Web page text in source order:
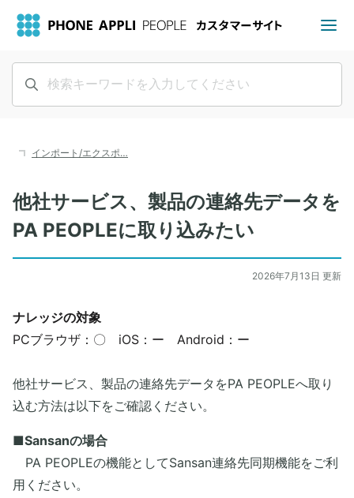
インポート/エクスポ…
他社サービス、製品の連絡先データを
PA PEOPLEに取り込みたい
2026年7月13日 更新
ナレッジの対象
PCブラウザ：〇 iOS：ー Android：ー
他社サービス、製品の連絡先データをPA PEOPLEへ取り
込む方法は以下をご確認ください。
■Sansanの場合
PA PEOPLEの機能としてSansan連絡先同期機能をご利
用ください。